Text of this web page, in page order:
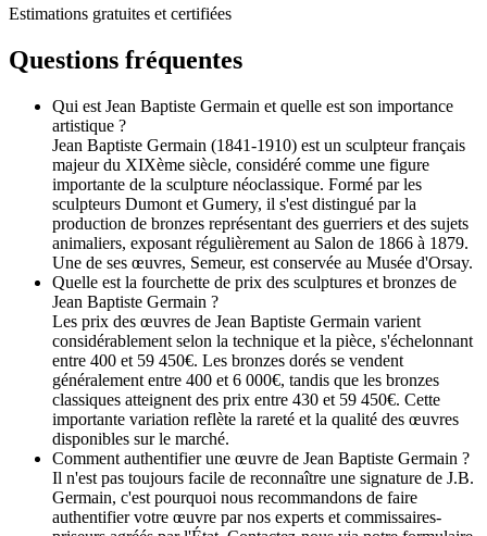
Estimations gratuites et certifiées
Questions fréquentes
Qui est Jean Baptiste Germain et quelle est son importance
artistique ?
Jean Baptiste Germain (1841-1910) est un sculpteur français
majeur du XIXème siècle, considéré comme une figure
importante de la sculpture néoclassique. Formé par les
sculpteurs Dumont et Gumery, il s'est distingué par la
production de bronzes représentant des guerriers et des sujets
animaliers, exposant régulièrement au Salon de 1866 à 1879.
Une de ses œuvres, Semeur, est conservée au Musée d'Orsay.
Quelle est la fourchette de prix des sculptures et bronzes de
Jean Baptiste Germain ?
Les prix des œuvres de Jean Baptiste Germain varient
considérablement selon la technique et la pièce, s'échelonnant
entre 400 et 59 450€. Les bronzes dorés se vendent
généralement entre 400 et 6 000€, tandis que les bronzes
classiques atteignent des prix entre 430 et 59 450€. Cette
importante variation reflète la rareté et la qualité des œuvres
disponibles sur le marché.
Comment authentifier une œuvre de Jean Baptiste Germain ?
Il n'est pas toujours facile de reconnaître une signature de J.B.
Germain, c'est pourquoi nous recommandons de faire
authentifier votre œuvre par nos experts et commissaires-